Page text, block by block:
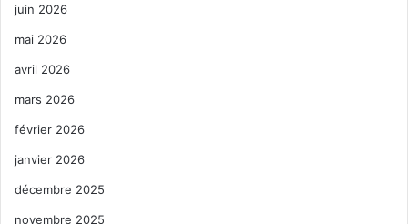
juin 2026
mai 2026
avril 2026
mars 2026
février 2026
janvier 2026
décembre 2025
novembre 2025